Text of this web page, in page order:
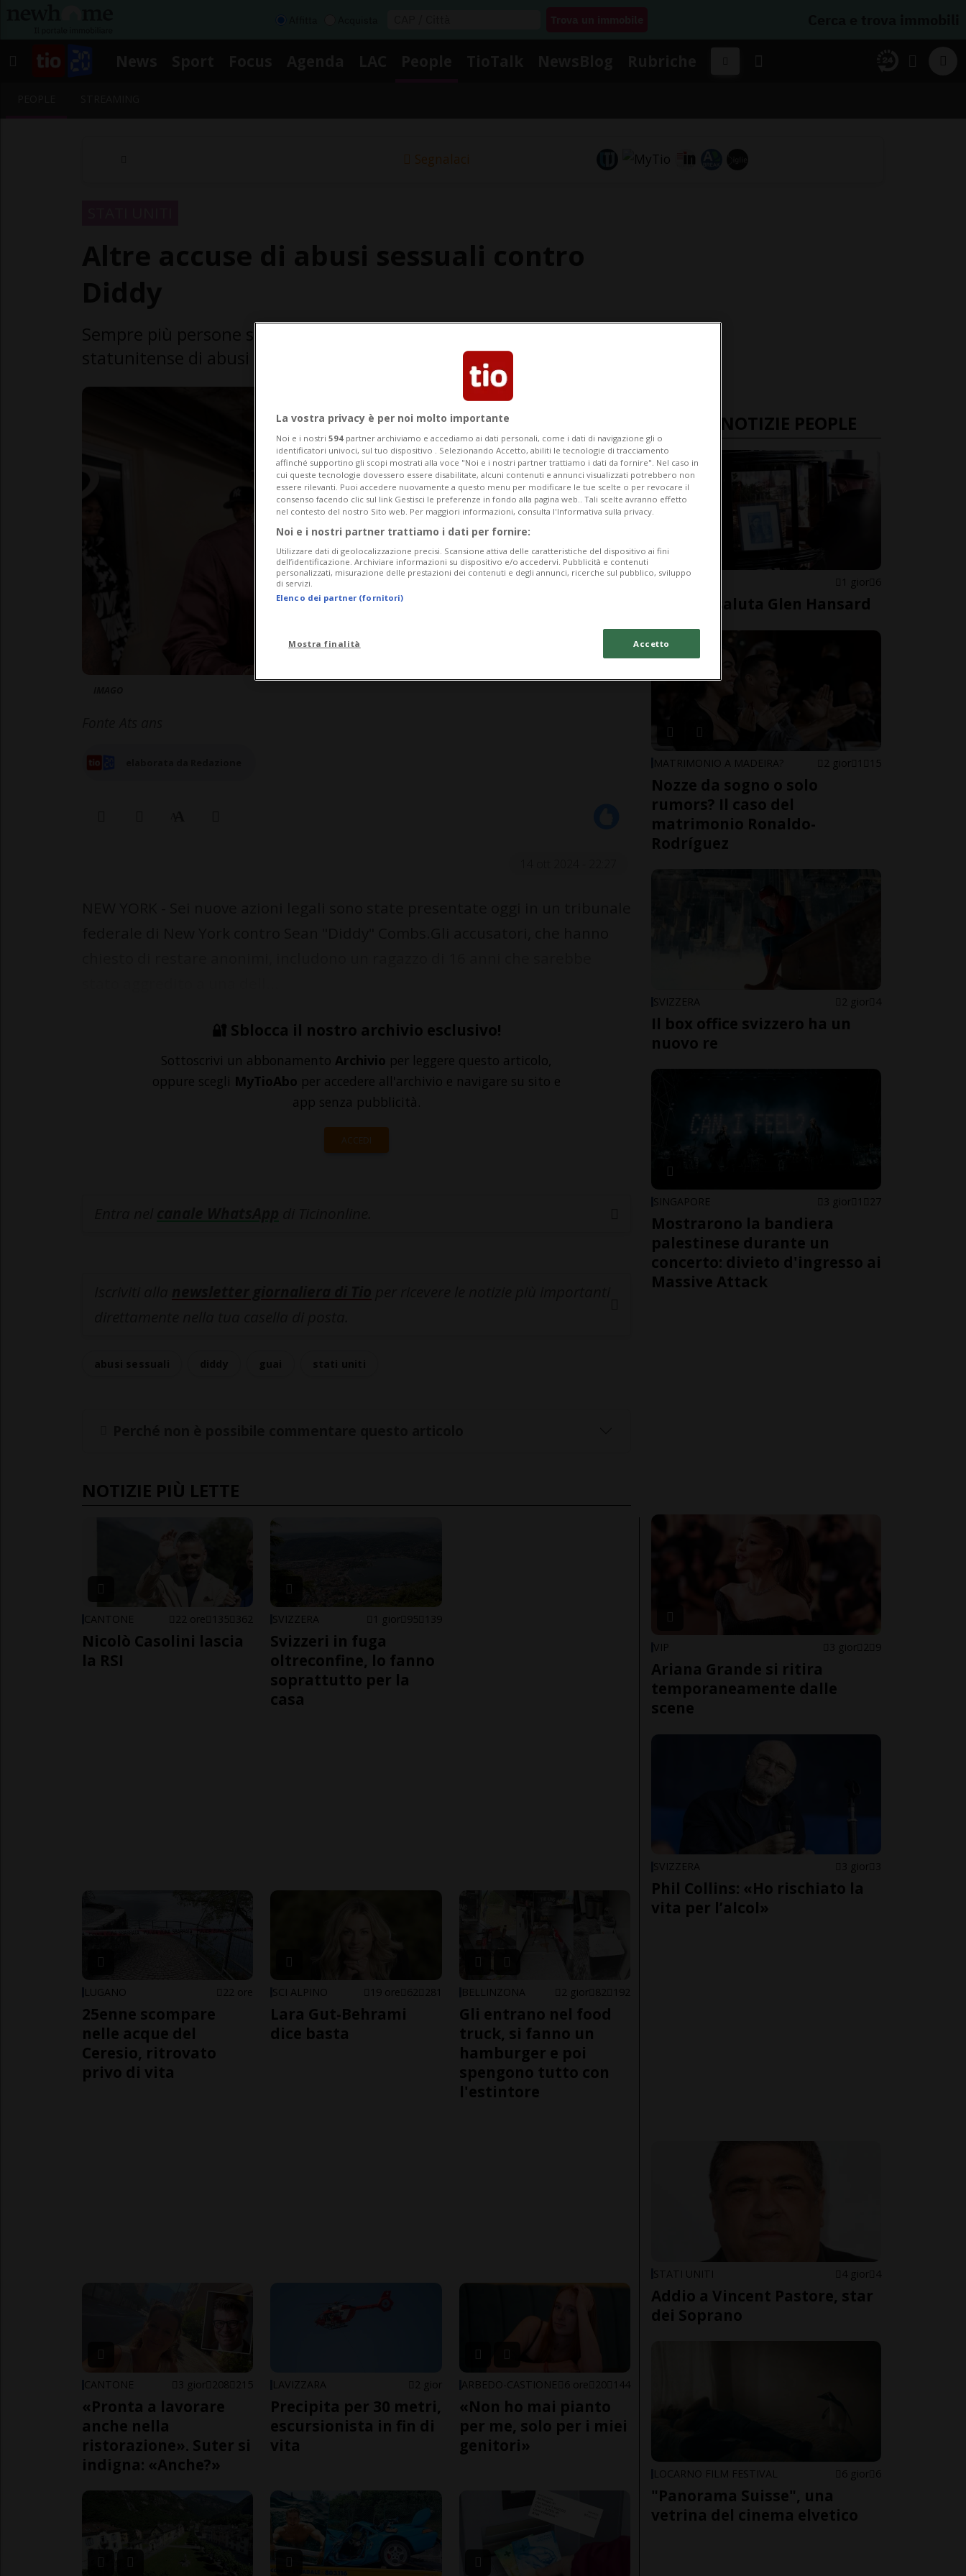
Segnalaci
🔐 Sblocca il nostro archivio esclusivo!
Sottoscrivi un abbonamento Archivio per leggere questo articolo,
oppure scegli MyTioAbo per accedere all'archivio e navigare su sito e
app senza pubblicità.
ACCEDI
NOTIZIE PIÙ LETTE
CANTONE 22 ore 135 362
Nicolò Casolini lascia
la RSI
SVIZZERA 1 gior 95 139
Svizzeri in fuga
oltreconfine, lo fanno
soprattutto per la
casa
LUGANO 22 ore
25enne scompare
nelle acque del
Ceresio, ritrovato
privo di vita
SCI ALPINO 19 ore 62 281
Lara Gut-Behrami
dice basta
BELLINZONA 2 gior 82 192
Gli entrano nel food
truck, si fanno un
hamburger e poi
spengono tutto con
l'estintore
CANTONE 3 gior 208 215
«Pronta a lavorare
anche nella
ristorazione». Suter si
indigna: «Anche?»
LAVIZZARA 2 gior
Precipita per 30 metri,
escursionista in fin di
vita
ARBEDO-CASTIONE 6 ore 20 144
«Non ho mai pianto
per me, solo per i miei
genitori»
ULTIME NOTIZIE PEOPLE
IRLANDA 1 gior 6
Dublino saluta Glen Hansard
MATRIMONIO A MADEIRA? 2 gior 1 15
Nozze da sogno o solo
rumors? Il caso del
matrimonio Ronaldo-
Rodríguez
SVIZZERA 2 gior 4
Il box office svizzero ha un
nuovo re
SINGAPORE 3 gior 1 27
Mostrarono la bandiera
palestinese durante un
concerto: divieto d'ingresso ai
Massive Attack
VIP 3 gior 2 9
Ariana Grande si ritira
temporaneamente dalle
scene
SVIZZERA 3 gior 3
Phil Collins: «Ho rischiato la
vita per l’alcol»
STATI UNITI 4 gior 4
Addio a Vincent Pastore, star
dei Soprano
LOCARNO FILM FESTIVAL 6 gior 6
"Panorama Suisse", una
vetrina del cinema elvetico
La vostra privacy è per noi molto importante
Noi e i nostri 594 partner archiviamo e accediamo ai dati personali, come i dati di navigazione gli o
identificatori univoci, sul tuo dispositivo . Selezionando Accetto, abiliti le tecnologie di tracciamento
affinché supportino gli scopi mostrati alla voce "Noi e i nostri partner trattiamo i dati da fornire". Nel caso in
cui queste tecnologie dovessero essere disabilitate, alcuni contenuti e annunci visualizzati potrebbero non
essere rilevanti. Puoi accedere nuovamente a questo menu per modificare le tue scelte o per revocare il
consenso facendo clic sul link Gestisci le preferenze in fondo alla pagina web.. Tali scelte avranno effetto
nel contesto del nostro Sito web. Per maggiori informazioni, consulta l'Informativa sulla privacy.
Noi e i nostri partner trattiamo i dati per fornire:
Utilizzare dati di geolocalizzazione precisi. Scansione attiva delle caratteristiche del dispositivo ai fini
dell’identificazione. Archiviare informazioni su dispositivo e/o accedervi. Pubblicità e contenuti
personalizzati, misurazione delle prestazioni dei contenuti e degli annunci, ricerche sul pubblico, sviluppo
di servizi.
Elenco dei partner (fornitori)
Mostra finalità Accetto